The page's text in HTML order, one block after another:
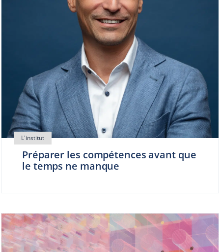
Préparer les compétences avant que
le temps ne manque